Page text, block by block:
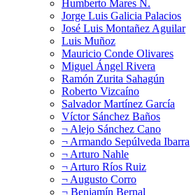
Humberto Mares N.
Jorge Luis Galicia Palacios
José Luis Montañez Aguilar
Luis Muñoz
Mauricio Conde Olivares
Miguel Ángel Rivera
Ramón Zurita Sahagún
Roberto Vizcaíno
Salvador Martínez García
Víctor Sánchez Baños
¬ Alejo Sánchez Cano
¬ Armando Sepúlveda Ibarra
¬ Arturo Nahle
¬ Arturo Ríos Ruiz
¬ Augusto Corro
¬ Benjamín Bernal